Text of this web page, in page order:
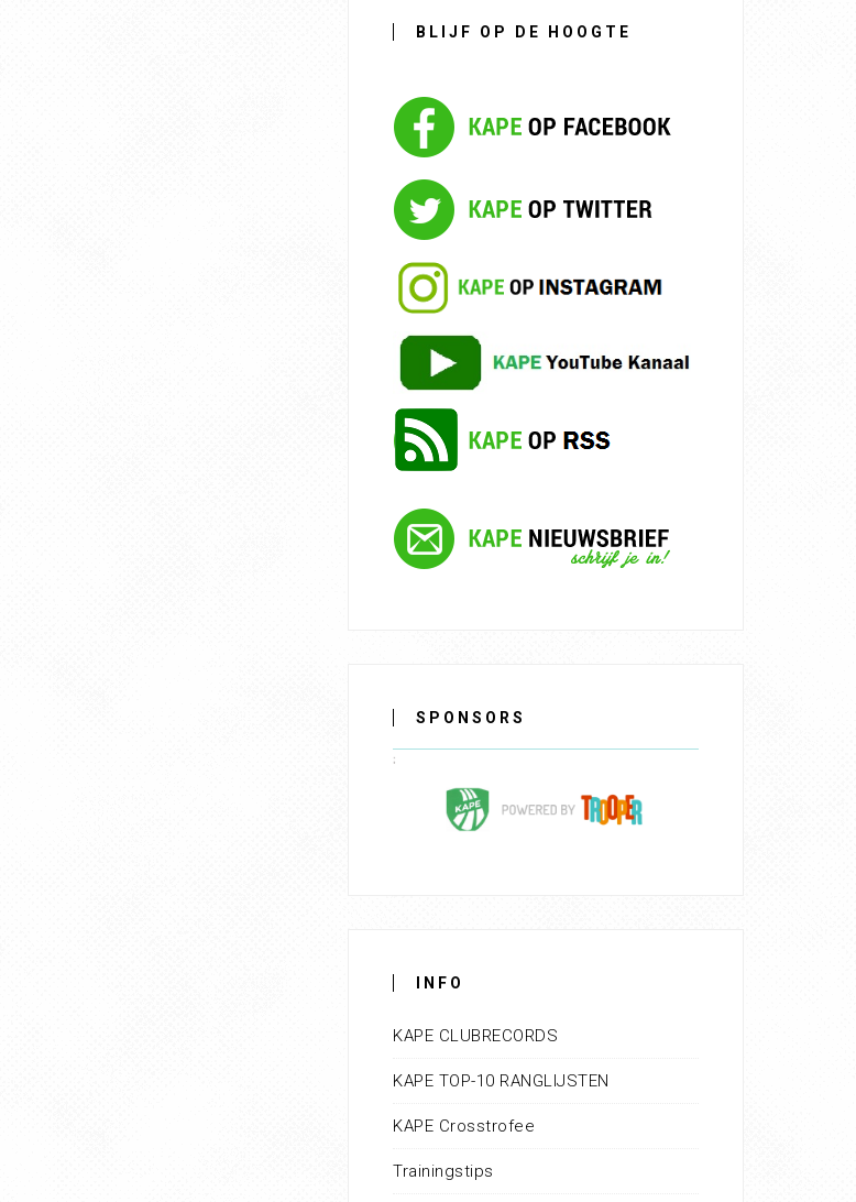
BLIJF OP DE HOOGTE
SPONSORS
INFO
KAPE CLUBRECORDS
KAPE TOP-10 RANGLIJSTEN
KAPE Crosstrofee
Trainingstips